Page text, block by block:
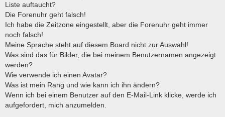
Liste auftaucht?
Die Forenuhr geht falsch!
Ich habe die Zeitzone eingestellt, aber die Forenuhr geht immer
noch falsch!
Meine Sprache steht auf diesem Board nicht zur Auswahl!
Was sind das für Bilder, die bei meinem Benutzernamen angezeigt
werden?
Wie verwende ich einen Avatar?
Was ist mein Rang und wie kann ich ihn ändern?
Wenn ich bei einem Benutzer auf den E-Mail-Link klicke, werde ich
aufgefordert, mich anzumelden.